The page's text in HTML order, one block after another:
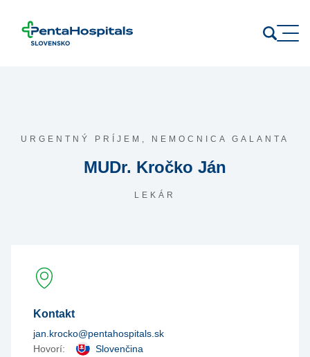
URGENTNÝ PRÍJEM, NEMOCNICA GALANTA
MUDr. Kročko Ján
LEKÁR
Kontakt
jan.krocko@pentahospitals.sk
Hovorí:
Slovenčina